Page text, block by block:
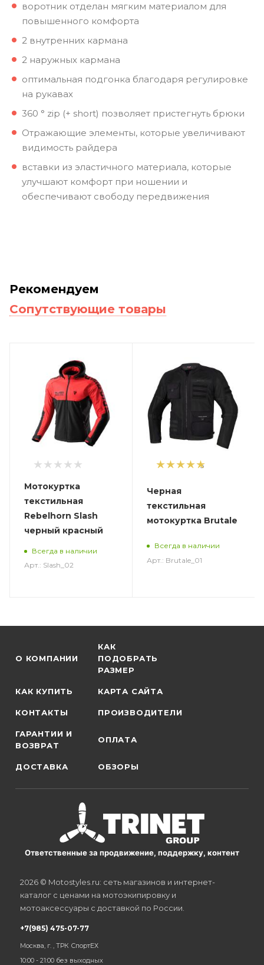
воротник отделан мягким материалом для
повышенного комфорта
2 внутренних кармана
2 наружных кармана
оптимальная подгонка благодаря регулировке
на рукавах
360 ° zip (+ short) позволяет пристегнуть брюки
Отражающие элементы, которые увеличивают
видимость райдера
вставки из эластичного материала, которые
улучшают комфорт при ношении и
обеспечивают свободу передвижения
Рекомендуем
Сопутствующие товары
Мотокуртка
текстильная
Rebelhorn Slash
черный красный
Всегда в наличии
Арт.: Slash_02
5
Черная
текстильная
мотокуртка Brutale
Всегда в наличии
Арт.: Brutale_01
О КОМПАНИИ
КАК
ПОДОБРАТЬ
РАЗМЕР
КАК КУПИТЬ КАРТА САЙТА
КОНТАКТЫ ПРОИЗВОДИТЕЛИ
ГАРАНТИИ И
ВОЗВРАТ
ОПЛАТА
ДОСТАВКА ОБЗОРЫ
Ответственные за продвижение, поддержку, контент
2026 © Motostyles.ru: сеть магазинов и интернет-
каталог с ценами на мотоэкипировку и
мотоаксессуары с доставкой по России.
+7(985) 475-07-77
Москва, г. , ТРК СпортЕХ
10:00 - 21:00 без выходных